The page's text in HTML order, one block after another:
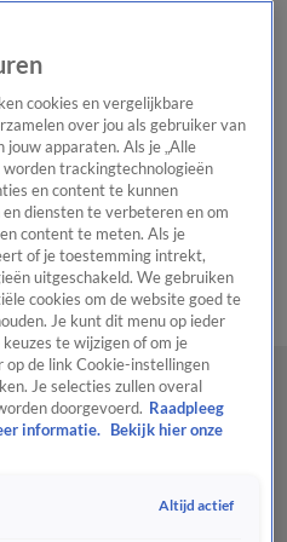
Het beste van Hart
Tip de
Tip de redactiePanelVideo's
cookies en vergelijkbare
over jou als gebruiker van
jouw apparaten. Als je „Alle
trackingtechnologieën
en content te kunnen
diensten te verbeteren en om
content te meten. Als je
of je toestemming intrekt,
uitgeschakeld. We gebruiken
cookies om de website goed te
Je kunt dit menu op ieder
te wijzigen of om je
de link Cookie-instellingen
Je selecties zullen overal
doorgevoerd. Raadpleeg
informatie.
Bekijk hier onze
Altijd actief